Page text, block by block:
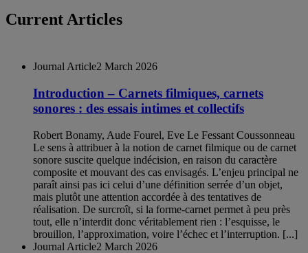
Current Articles
Journal Article2 March 2026
Introduction – Carnets filmiques, carnets
sonores : des essais intimes et collectifs
Robert Bonamy, Aude Fourel, Eve Le Fessant Coussonneau
Le sens à attribuer à la notion de carnet filmique ou de carnet
sonore suscite quelque indécision, en raison du caractère
composite et mouvant des cas envisagés. L’enjeu principal ne
paraît ainsi pas ici celui d’une définition serrée d’un objet,
mais plutôt une attention accordée à des tentatives de
réalisation. De surcroît, si la forme-carnet permet à peu près
tout, elle n’interdit donc véritablement rien : l’esquisse, le
brouillon, l’approximation, voire l’échec et l’interruption. [...]
Journal Article2 March 2026